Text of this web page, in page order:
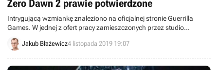
Zero Dawn 2 prawie potwierdzone
Intrygującą wzmiankę znaleziono na oficjalnej stronie Guerrilla
Games. W jednej z ofert pracy zamieszczonych przez studio
wspomniano o czterech zespołach tworzących otoczenie w
Horizon: Zero Dawn. Zdaje się to potwierdzać, że deweloper pracuje
Jakub Błażewicz4 listopada 2019 19:07